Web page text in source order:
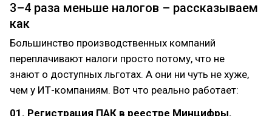
3–4 раза меньше налогов – рассказываем
как
Большинство производственных компаний
переплачивают налоги просто потому, что не
знают о доступных льготах. А они ни чуть не хуже,
чем у ИТ-компаниям. Вот что реально работает:
01. Регистрация ПАК в реестре Минцифры.